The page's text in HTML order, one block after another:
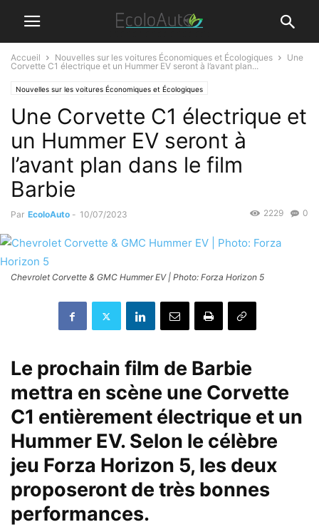
Accueil Nouvelles sur les voitures Économiques et Écologiques
Une
Corvette C1 électrique et un Hummer EV seront à l’avant plan...
Nouvelles sur les voitures Économiques et Écologiques
Une Corvette C1 électrique et
un Hummer EV seront à
l’avant plan dans le film
Barbie
Par EcoloAuto - 10/07/2023 0
2229
Chevrolet Corvette & GMC Hummer EV | Photo: Forza Horizon 5
Le prochain film de Barbie
mettra en scène une Corvette
C1 entièrement électrique et un
Hummer EV. Selon le célèbre
jeu Forza Horizon 5, les deux
proposeront de très bonnes
performances.